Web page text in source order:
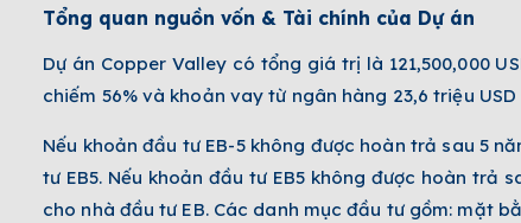
Tổng quan nguồn vốn & Tài chính của Dự án
Dự án Copper Valley có tổng giá trị là 121,500,000
chiếm 56% và khoản vay từ ngân hàng 23,6 triệu USD
Nếu khoản đầu tư EB-5 không được hoàn trả sau 5
tư EB5. Nếu khoản đầu tư EB5 không được hoàn
cho nhà đầu tư EB. Các danh mục đầu tư gồm: mặt